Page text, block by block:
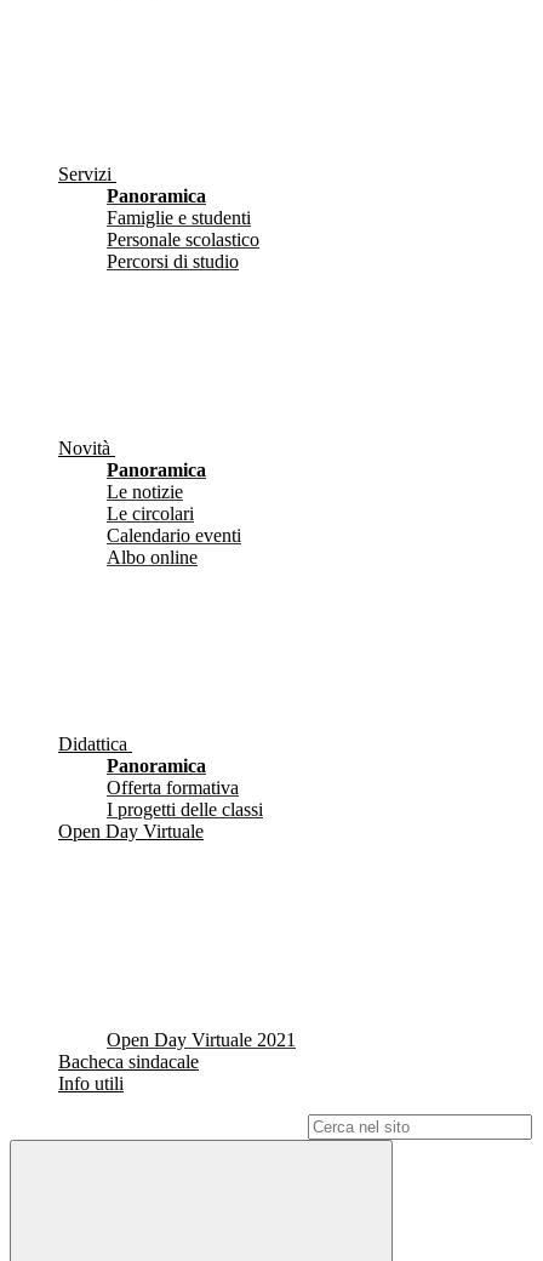
Servizi
Panoramica
Famiglie e studenti
Personale scolastico
Percorsi di studio
Novità
Panoramica
Le notizie
Le circolari
Calendario eventi
Albo online
Didattica
Panoramica
Offerta formativa
I progetti delle classi
Open Day Virtuale
Open Day Virtuale 2021
Bacheca sindacale
Info utili